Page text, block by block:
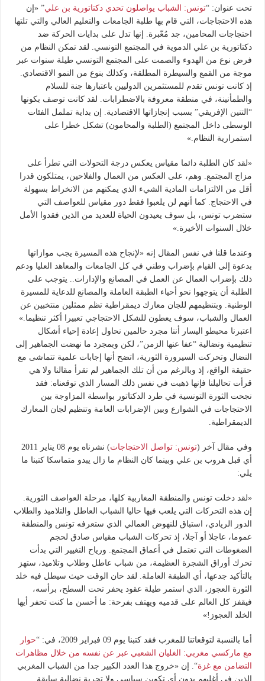
تحت عنوان: “تونس: الشباب يواصلون تحدي دكتاتورية بن علي” «إن
هذه الاحتجاجات، التي قام بها طلبة الجامعات والتعليم العالي والتي تلتها
احتجاجات المحامين، جد مُعّبرة. إنها تدل على بدايات الحركة ضد
دكتاتورية بن علي الدموية في المجتمع التونسي. لقد تمكن النظام من
فرض نوع من الهدوء والصمت على المجتمع التونسي طيلة سنوات عبر
موجة من القمع والسيطرة المطلقة، وكذلك بنوع من النمو الاقتصادي.
إذ كانت تونس تقدم للمستثمرين الدوليين باعتبارها جنة للسلام
والطمأنينة، في منطقة معروفة بالاضطرابات. لقد كانت توصف بكونها
“التنين الإفريقي” بسبب إنجازاتها الاقتصادية. إن بداية تململ الفئات
الوسطى داخل المجتمع (الطلبة والمحامون) تشكل خطرا على
استمرارية النظام.»
«لقد كان الطلبة دائما مقياس يعكس درجة التحولات التي تطرأ على
مزاج المجتمع. وهم، على العكس من العمال والفلاحين، يمتلكون قدرا
أقل من الالتزامات المادية الشيء الذي يمكنهم من الانخراط بسهولة
في الاحتجاج. كما أنهم لن يلعبوا فقط دور مقياس للعواصف التي
ستضرب تونس، بل سوف يعيدون الحياة للعديد من الذين فقدوا الأمل
خلال السنوات الأخيرة.»
وعندما قلنا في نفس المقال إنه «لإنجاح هذه المسيرة يجب موازاتها
بدعوة إلى القيام بإضراب وطني في كل الجامعات والمعاهد العليا ودعم
ذلك بإضراب العمال عن العمل في المصانع والإدارات.. يتوجب على
الطلبة أن يتوجهوا نحو أحياء الطبقة العاملة والمصانع للدعاية للمسيرة
الوطنية. وبتنظيمهم للجان معارك ديمقراطية تظم ممثلين منتخبين عن
العمال والشباب، سوف يعطون للشكل الاحتجاجي تعبيرا أكثر تنظيما.»
اعتبرنا محبطو اليسار أننا مجرد حالمين نحاول إعادة إحياء أشكال
تنظيمية ونضالية “عفا عنها الزمن”، لكن وبمجرد ما نهضت الجماهير إلى
النضال وتحركت السيرورة الثورية، اتضح أنها إجابات علمية تتماشى مع
حقيقة الواقع، إذ وبالرغم من أن تلك الجماهير لم تقرأ مقالنا ولا هي
قرأت تحاليلنا فإنها ذهبت في نفس ذلك المسار الذي توقعناه: فقد
نجحت الثورة التونسية في طرد الدكتاتور بواسطة المزاوجة بين
الاحتجاجات في الشوارع وبين الإضرابات العامة وتنظيم لجان المعارك
الديمقراطية.
وفي مقال آخر (تونس: تواصل الاحتجاجات
) نشرناه يوم 08 يناير 2011
أي قبل هروب بن علي وبينما كان النظام ما زال يبدو متماسكا كتبنا ما
يلي:
«لقد دخلت تونس والمنطقة المغاربية كلها، مرحلة العواصف الثورية.
إن هذه التحركات التي يلعب فيها حاليا الشباب العاطل والتلاميذ والطلاب
الدور الريادي، استباق للنهوض العمالي الذي ستعرفه تونس والمنطقة
عموما، عاجلا أو آجلا، إذ تحركات الشباب مقياس صادق لحجم
الضغوطات التي تعتمل في أعماق المجتمع. ورياح التغيير التي بدأت
تحرك أوراق الشجرة العظيمة، من شباب عاطل وطلاب وتلاميذ، ستهز
بالتأكيد جدعها، أي الطبقة العاملة. لقد حان الوقت حيث سيطل فيه خلد
الثورة العجوز، الذي استمر طيلة عقود يحفر تحت السطح، برأسه،
فيقفز كل العالم على قدميه ويهتف بفرحة: ما أحسن ما كنت تحفر أيها
الخلد العجوز!»
أما بالنسبة لتوقعاتنا للمغرب فقد كتبنا يوم 09 فبراير 2009، في: “
حوار
مع ماركسي مغربي: الغليان الشعبي عبر عن نفسه من خلال مظاهرات
التضامن مع غزة“. إن «خروج هذا العدد الكبير جدا من الشباب المغربي
الذين في أغلبهم بدون أي تكوين سياسي ولا تجربة نضالية سابقة